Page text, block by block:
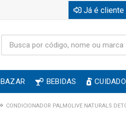
Já é cliente
BAZAR BEBIDAS
CONDICIONADOR PALMOLIVE NATURALS